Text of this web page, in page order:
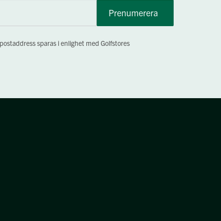
Prenumerera
sparas i enlighet med Golfstores